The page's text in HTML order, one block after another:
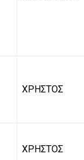
ΧΡΗΣΤΟΣ
ΧΡΗΣΤΟΣ